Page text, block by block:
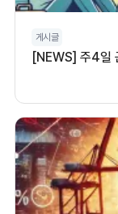
게시글
[NEWS] 주4일